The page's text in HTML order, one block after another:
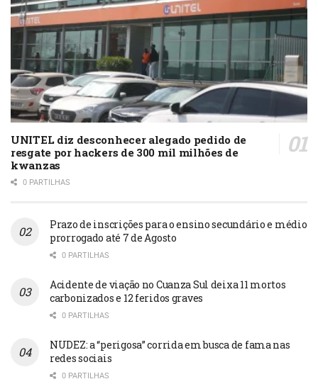
UNITEL diz desconhecer alegado pedido de
resgate por hackers de 300 mil milhões de
kwanzas
0 PARTILHAS
Prazo de inscrições para o ensino secundário e médio
prorrogado até 7 de Agosto
0 PARTILHAS
Acidente de viação no Cuanza Sul deixa 11 mortos
carbonizados e 12 feridos graves
0 PARTILHAS
NUDEZ: a “perigosa” corrida em busca de fama nas
redes sociais
0 PARTILHAS